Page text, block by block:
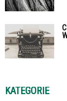
KATEGORIE